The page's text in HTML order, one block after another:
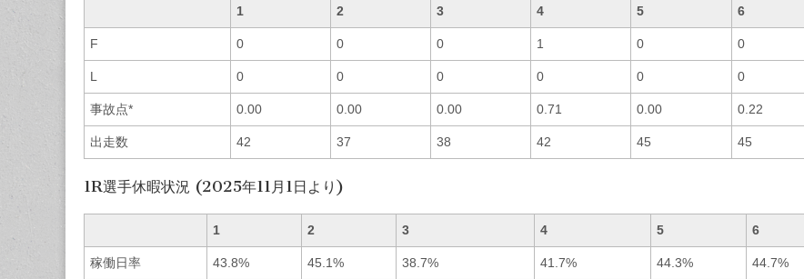
1 2 3 4 5 6
F 0 0 0 1 0 0
L 0 0 0 0 0 0
事故点* 0.00 0.00 0.00 0.71 0.00 0.22
出走数 42 37 38 42 45 45
1R選手休暇状況 (2025年11月1日より)
1 2 3 4 5 6
稼働日率 43.8% 45.1% 38.7% 41.7% 44.3% 44.7%